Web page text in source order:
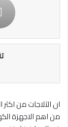
ان الثلاجات من اكثر
من اهم الاجهزة